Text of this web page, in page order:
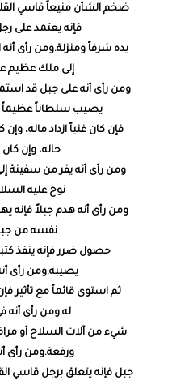
ضخم الشأن منيعاً قاسي
فإنه يعتمد على
يده شرفاً ومنزلة.ومن رأى
إلى ملك عظيم
ومن رأى أنه على جبل قد
يصيب سلطاناً عظيماً
فإن كان غنياً ازداد ماله،
حاله، وإن كان
ومن رأى أنه يفر من سفينة
نوح عليه
ومن رأى أنه هدم جبلاً فإنه
نفسه من
حصول ضرر فإنه ينفذ
يصيبه.ومن رأى
ثم استوى قائماً مع تأثير
له.ومن رأى
شيء من آلات السلاح أو
ورفعة.ومن رأى
جبل فإنه يتعلق برجل قاسي